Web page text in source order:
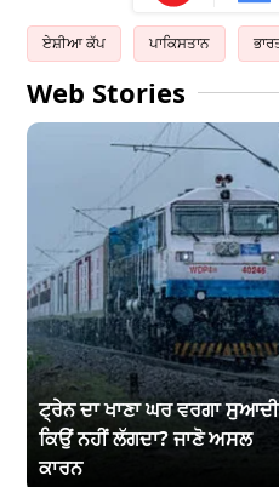
ਏਸ਼ੀਆ ਕੱਪ ਪਾਕਿਸਤਾਨ
Web Stories
ਟ੍ਰੇਨ ਦਾ ਖਾਣਾ ਘਰ ਵਰਗਾ ਸੁਆਦੀ
ਕਿਉਂ ਨਹੀਂ ਲੱਗਦਾ? ਜਾਣੋ ਅਸਲ
ਕਾਰਨ